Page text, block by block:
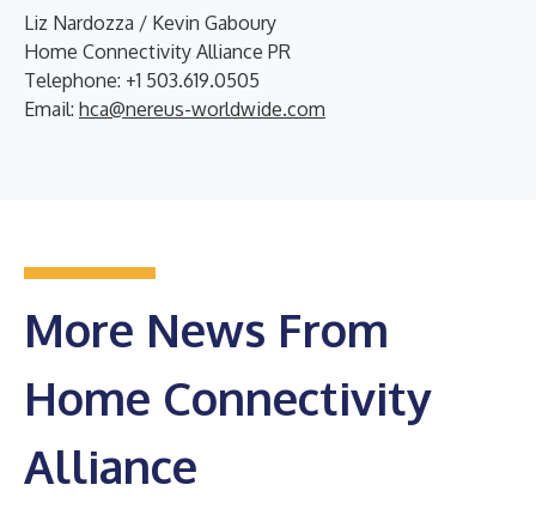
Liz Nardozza / Kevin Gaboury
Home Connectivity Alliance PR
Telephone: +1 503.619.0505
Email: hca@nereus-worldwide.com
More News From
Home Connectivity
Alliance